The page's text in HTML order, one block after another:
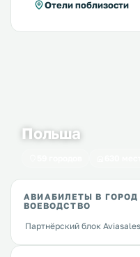
Отели поблизости
Польша
АВИАБИЛЕТЫ В
ВОЕВОДСТВО
Партнёрский блок